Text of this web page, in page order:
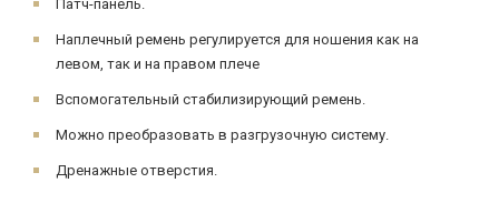
Патч-панель.
Наплечный ремень регулируется для ношения как на
левом, так и на правом плече
Вспомогательный стабилизирующий ремень.
Можно преобразовать в разгрузочную систему.
Дренажные отверстия.